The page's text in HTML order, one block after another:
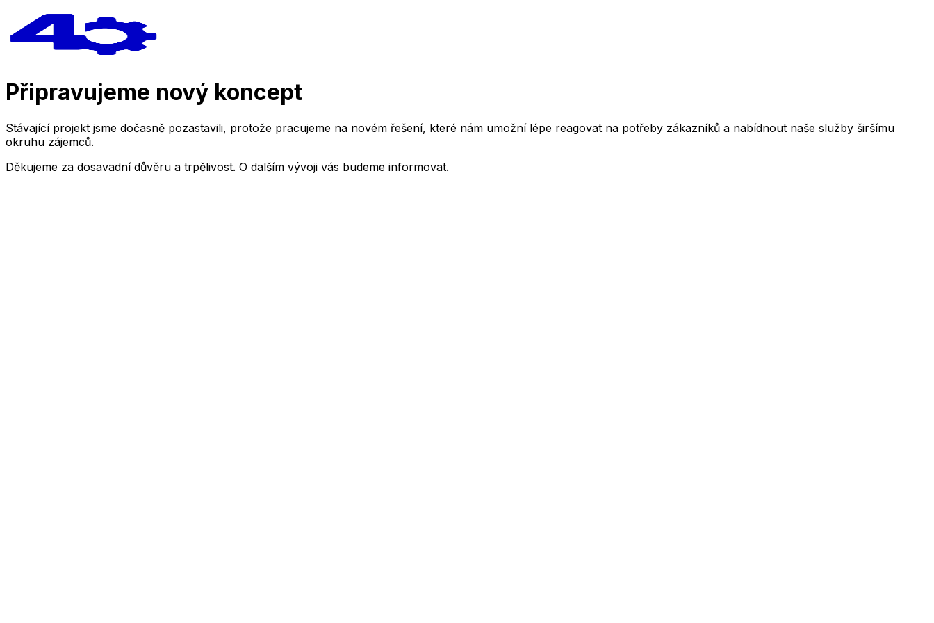
Připravujeme nový koncept
Stávající projekt jsme dočasně pozastavili, protože pracujeme na novém řešení, které nám umožní lépe reagovat na potřeby zákazníků a nabídnout naše služby širšímu
okruhu zájemců.
Děkujeme za dosavadní důvěru a trpělivost. O dalším vývoji vás budeme informovat.